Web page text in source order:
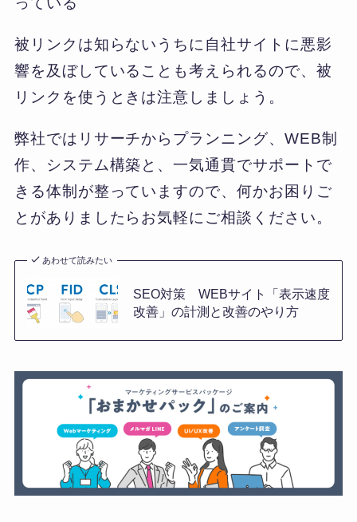
被リンクは知らないうちに自社サイトに悪影
響を及ぼしていることも考えられるので、被
リンクを使うときは注意しましょう。
弊社ではリサーチからプランニング、WEB制
作、システム構築と、一気通貫でサポートで
きる体制が整っていますので、何かお困りご
とがありましたらお気軽にご相談ください。
あわせて読みたい
SEO対策 WEBサイト「表示速度
改善」の計測と改善のやり方